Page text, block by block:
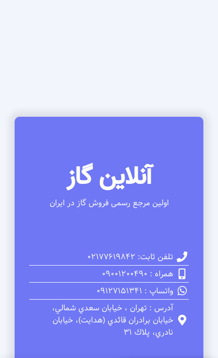
آنلاین گاز
اولین مرجع رسمی فروش گاز در ایران
تلفن ثابت: 02177619842
همراه : 09001200490
واتساپ : 09127151341
آدرس : تهران ، خيابان سعدي شمالي،
خيابان برادران قائدي (هدايت)، خيابان
نادري، پلاك 31